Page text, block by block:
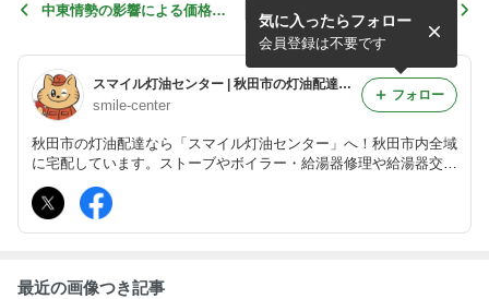
中東情勢の影響による価格高
【重要】原油価格高騰による
値上げ見込みについて
スマイル灯油センター | 秋田市の灯油配達ブログ
smile-center
秋田市の灯油配達なら「スマイル灯油センター」へ！秋田市内全域
に宅配しています。ストーブやボイラー・給湯器修理や給湯器交
換、ストーブ分解整備もお任せください！！
気に入ったらフォロー
会員登録は不要です
フォロー
最近の画像つき記事